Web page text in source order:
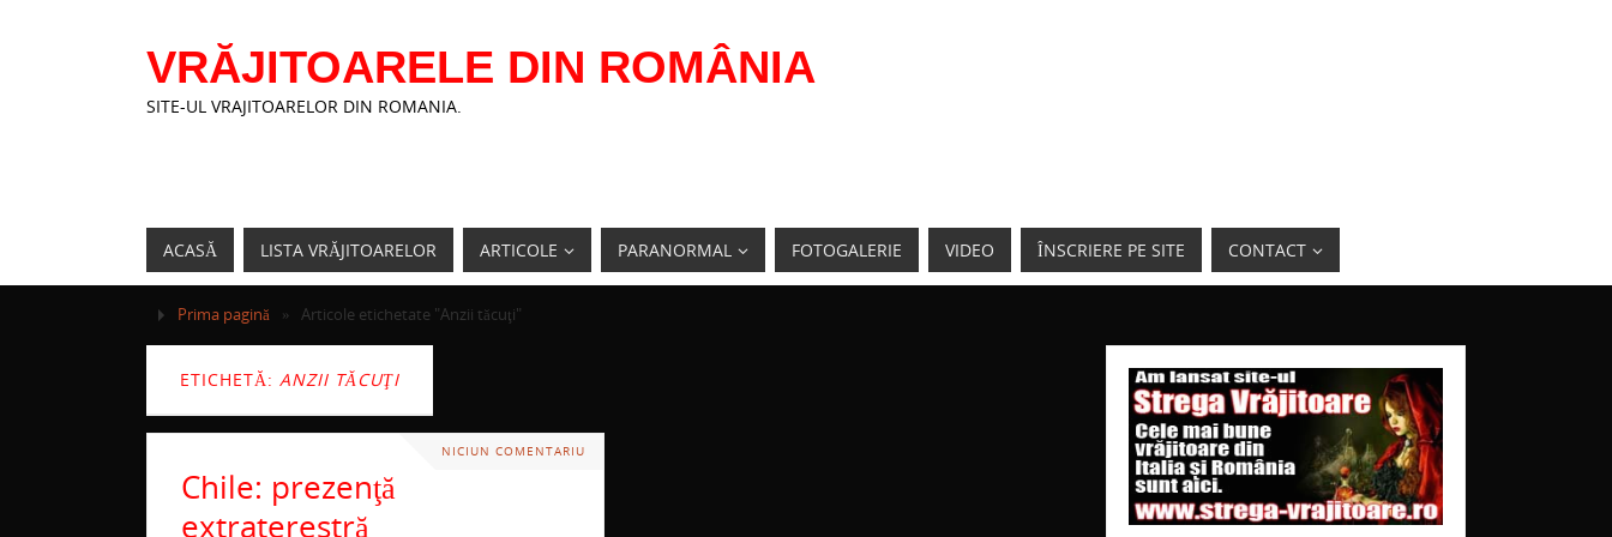
VRĂJITOARELE DIN ROMÂNIA
SITE-UL VRAJITOARELOR DIN ROMANIA.
ACASĂ LISTA VRĂJITOARELOR ARTICOLE PARANORMAL FOTOGALERIE VIDEO ÎNSCRIERE PE SITE CONTACT
Prima pagină » Articole etichetate "Anzii tăcuţi"
ETICHETĂ: ANZII TĂCUŢI
NICIUN COMENTARIU
Chile: prezenţă
extraterestră